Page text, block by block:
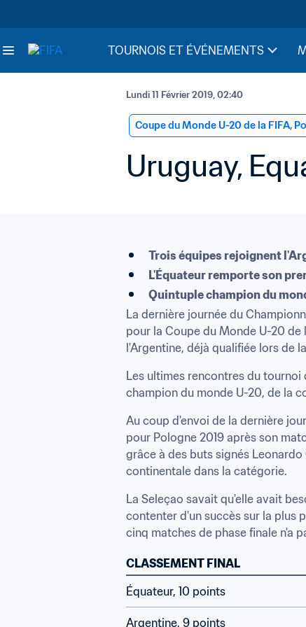
TOURNOIS ET ÉVÉNEMENTS
Lundi 11 Février 2019, 02:40
Coupe du Monde U-20 de la FIFA,
Uruguay,
Trois équipes rejoignent
L'Équateur remporte son
Quintuple champion du
La dernière journée du
pour la Coupe du Monde U-20 de
l'Argentine, déjà qualifiée lors de
Les ultimes rencontres du
champion du monde U-20, de la
Au coup d'envoi de la dernière
pour Pologne 2019 après son
grâce à des buts signés
continentale dans la catégorie.
La Seleçao savait qu'elle avait
contenter d'un succès sur la plus
cinq matches de phase finale n'a
CLASSEMENT FINAL
Équateur, 10 points
Argentine, 9 points